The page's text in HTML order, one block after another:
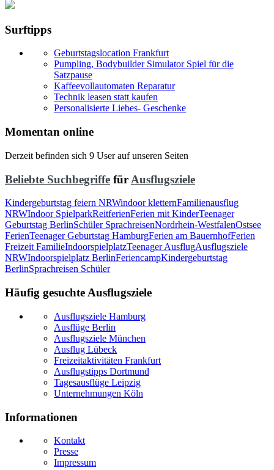
Surftipps
Geburtstagslocation Frankfurt
Pumpling, Bodybuilder Simulator Spiel für die
Satzpause
Kaffeevollautomaten Reparatur
Technik leasen statt kaufen
Personalisierte Liebes- Geschenke
Momentan online
Derzeit befinden sich 9 User auf unseren Seiten
Beliebte Suchbegriffe für Ausflugsziele
Kindergeburtstag feiern NRWindoor kletternFamilienausflug
NRWIndoor SpielparkReitferienFerien mit KinderTeenager
Geburtstag BerlinSchüler SprachreisenNordrhein-WestfalenOstsee
FerienTeenager Geburtstag HamburgFerien am BauernhofFerien
Freizeit FamilieIndoorspielplatzTeenager AusflugAusflugsziele
NRWIndoorspielplatz BerlinFeriencampKindergeburtstag
BerlinSprachreisen Schüler
Häufig gesuchte Ausflugsziele
Ausflugsziele Hamburg
Ausflüge Berlin
Ausflugsziele München
Ausflug Lübeck
Freizeitaktivitäten Frankfurt
Ausflugstipps Dortmund
Tagesausflüge Leipzig
Unternehmungen Köln
Informationen
Kontakt
Presse
Impressum